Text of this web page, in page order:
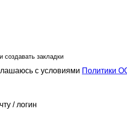
создавать закладки
с условиями Политики
/ логин